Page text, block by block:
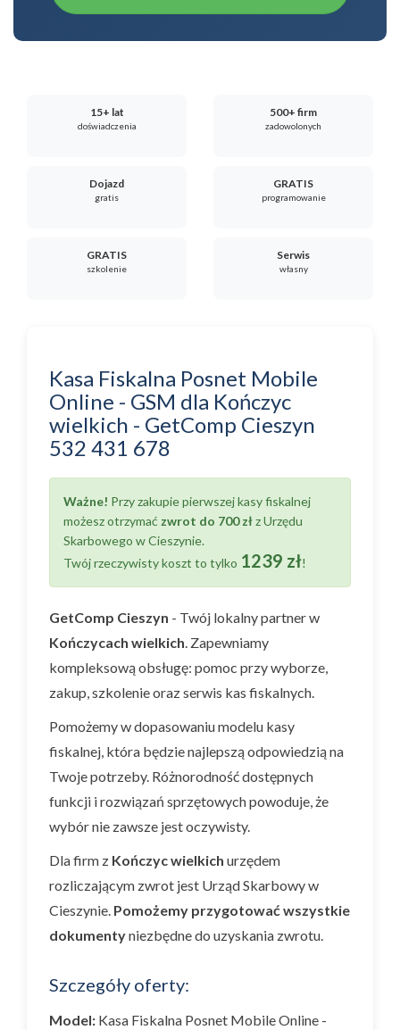
15+ lat
doświadczenia
500+ firm
zadowolonych
Dojazd
gratis
GRATIS
programowanie
GRATIS
szkolenie
Serwis
własny
Kasa Fiskalna Posnet Mobile
Online - GSM dla Kończyc
wielkich - GetComp Cieszyn
532 431 678
Ważne! Przy zakupie pierwszej kasy fiskalnej
możesz otrzymać zwrot do 700 złz Urzędu
Skarbowego w Cieszynie.
Twój rzeczywisty koszt to tylko 1239 zł!
GetComp Cieszyn - Twój lokalny partner w
Kończycach wielkich. Zapewniamy
kompleksową obsługę: pomoc przy wyborze,
zakup, szkolenie oraz serwis kas fiskalnych.
Pomożemy w dopasowaniu modelu kasy
fiskalnej, która będzie najlepszą odpowiedzią na
Twoje potrzeby. Różnorodność dostępnych
funkcji i rozwiązań sprzętowych powoduje, że
wybór nie zawsze jest oczywisty.
Dla firm z Kończyc wielkich urzędem
rozliczającym zwrot jest Urząd Skarbowy w
Cieszynie. Pomożemy przygotować wszystkie
dokumentyniezbędne do uzyskania zwrotu.
Szczegóły oferty:
Model: Kasa Fiskalna Posnet Mobile Online -